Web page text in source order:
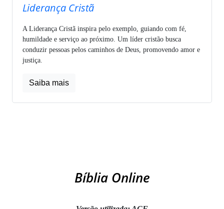
Liderança Cristã
A Liderança Cristã inspira pelo exemplo, guiando com fé,
humildade e serviço ao próximo. Um líder cristão busca
conduzir pessoas pelos caminhos de Deus, promovendo amor e
justiça.
Saiba mais
Bíblia Online